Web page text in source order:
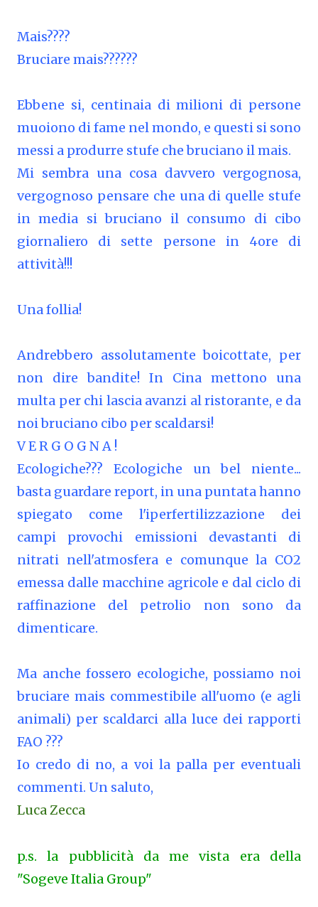
Mais????
Bruciare mais??????
Ebbene si, centinaia di milioni di persone
muoiono di fame nel mondo, e questi si sono
messi a produrre stufe che bruciano il mais.
Mi sembra una cosa davvero vergognosa,
vergognoso pensare che una di quelle stufe
in media si bruciano il consumo di cibo
giornaliero di sette persone in 4ore di
attività!!!
Una follia!
Andrebbero assolutamente boicottate, per
non dire bandite! In Cina mettono una
multa per chi lascia avanzi al ristorante, e da
noi bruciano cibo per scaldarsi!
V E R G O G N A !
Ecologiche??? Ecologiche un bel niente...
basta guardare report, in una puntata hanno
spiegato come l'iperfertilizzazione dei
campi provochi emissioni devastanti di
nitrati nell'atmosfera e comunque la CO2
emessa dalle macchine agricole e dal ciclo di
raffinazione del petrolio non sono da
dimenticare.
Ma anche fossero ecologiche, possiamo noi
bruciare mais commestibile all'uomo (e agli
animali) per scaldarci alla luce dei rapporti
FAO ???
Io credo di no, a voi la palla per eventuali
commenti. Un saluto,
Luca Zecca
p.s. la pubblicità da me vista era della
"Sogeve Italia Group"